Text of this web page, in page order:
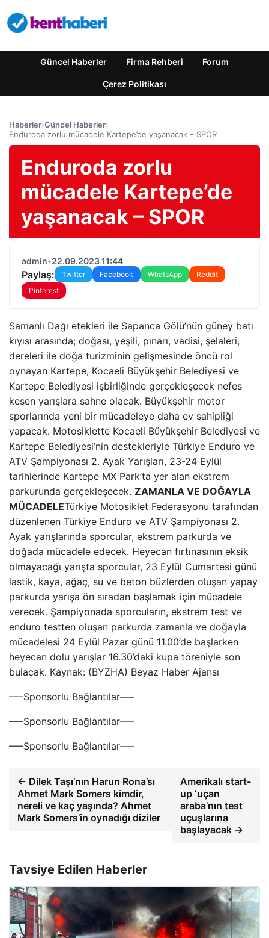
Güncel Haberler Firma Rehberi Forum
Çerez Politikası
Haberler›Güncel Haberler›
Enduroda zorlu mücadele Kartepe’de yaşanacak – SPOR
Enduroda zorlu
mücadele Kartepe’de
yaşanacak – SPOR
admin•22.09.2023 11:44
Paylaş: Twitter Facebook WhatsApp
Reddit
Pinterest
Samanlı Dağı etekleri ile Sapanca Gölü’nün güney batı
kıyısı arasında; doğası, yeşili, pınarı, vadisi, şelaleri,
dereleri ile doğa turizminin gelişmesinde öncü rol
oynayan Kartepe, Kocaeli Büyükşehir Belediyesi ve
Kartepe Belediyesi işbirliğinde gerçekleşecek nefes
kesen yarışlara sahne olacak. Büyükşehir motor
sporlarında yeni bir mücadeleye daha ev sahipliği
yapacak. Motosiklette Kocaeli Büyükşehir Belediyesi ve
Kartepe Belediyesi’nin destekleriyle Türkiye Enduro ve
ATV Şampiyonası 2. Ayak Yarışları, 23-24 Eylül
tarihlerinde Kartepe MX Park’ta yer alan ekstrem
parkurunda gerçekleşecek. ZAMANLA VE DOĞAYLA
MÜCADELETürkiye Motosiklet Federasyonu tarafından
düzenlenen Türkiye Enduro ve ATV Şampiyonası 2.
Ayak yarışlarında sporcular, ekstrem parkurda ve
doğada mücadele edecek. Heyecan fırtınasının eksik
olmayacağı yarışta sporcular, 23 Eylül Cumartesi günü
lastik, kaya, ağaç, su ve beton büzlerden oluşan yapay
parkurda yarışa ön sıradan başlamak için mücadele
verecek. Şampiyonada sporcuların, ekstrem test ve
enduro testten oluşan parkurda zamanla ve doğayla
mücadelesi 24 Eylül Pazar günü 11.00’de başlarken
heyecan dolu yarışlar 16.30’daki kupa töreniyle son
bulacak. Kaynak: (BYZHA) Beyaz Haber Ajansı
—–Sponsorlu Bağlantılar—–
—–Sponsorlu Bağlantılar—–
—–Sponsorlu Bağlantılar—–
← Dilek Taşı’nın Harun Rona’sı
Ahmet Mark Somers kimdir,
nereli ve kaç yaşında? Ahmet
Mark Somers’in oynadığı diziler
Amerikalı start-
up ‘uçan
araba’nın test
uçuşlarına
başlayacak →
Tavsiye Edilen Haberler